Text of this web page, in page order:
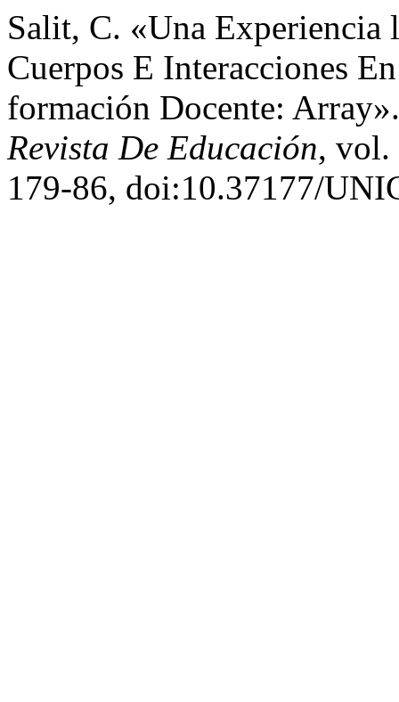
Salit, C. «Una
Cuerpos E Interacciones
formación Docente:
Revista De Educación, vol.
179-86, doi:10.37177/